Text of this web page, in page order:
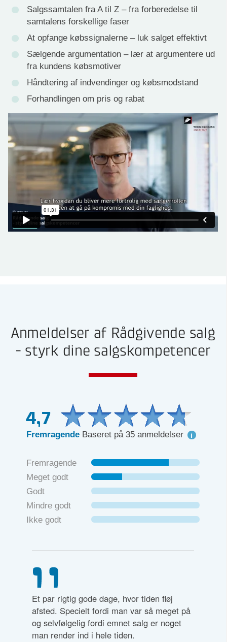
Salgssamtalen fra A til Z – fra forberedelse til
samtalens forskellige faser
At opfange købssignalerne – luk salget effektivt
Sælgende argumentation – lær at argumentere ud
fra kundens købsmotiver
Håndtering af indvendinger og købsmodstand
Forhandlingen om pris og rabat
Anmeldelser af Rådgivende salg
- styrk dine salgskompetencer
4,7
Fremragende Baseret på 35 anmeldelser
Fremragende
Meget godt
Godt
Mindre godt
Ikke godt
Et par rigtig gode dage, hvor tiden fløj
afsted. Specielt fordi man var så meget på
og selvfølgelig fordi emnet salg er noget
man render ind i hele tiden.